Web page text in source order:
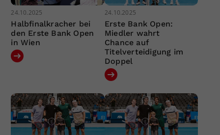
24.10.2025
Halbfinalkracher bei
den Erste Bank Open
in Wien
24.10.2025
Erste Bank Open:
Miedler wahrt
Chance auf
Titelverteidigung im
Doppel